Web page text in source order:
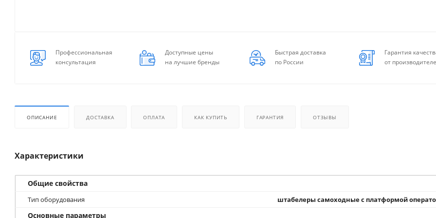
Профессиональная
консультация
Доступные цены
на лучшие бренды
Быстрая доставка
по России
Гарантия
от
ОПИСАНИЕ ДОСТАВКА ОПЛАТА КАК КУПИТЬ ГАРАНТИЯ ОТЗЫВЫ
Характеристики
Общие свойства
Тип оборудования штабелеры самоходные с платформой
Основные параметры